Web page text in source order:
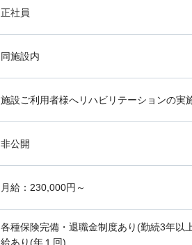
正社員
同施設内
施設ご利用者様へリハビリテーションの実施
非公開
月給：230,000円～
各種保険完備・退職金制度あり(勤続3年以
給あり(年１回)